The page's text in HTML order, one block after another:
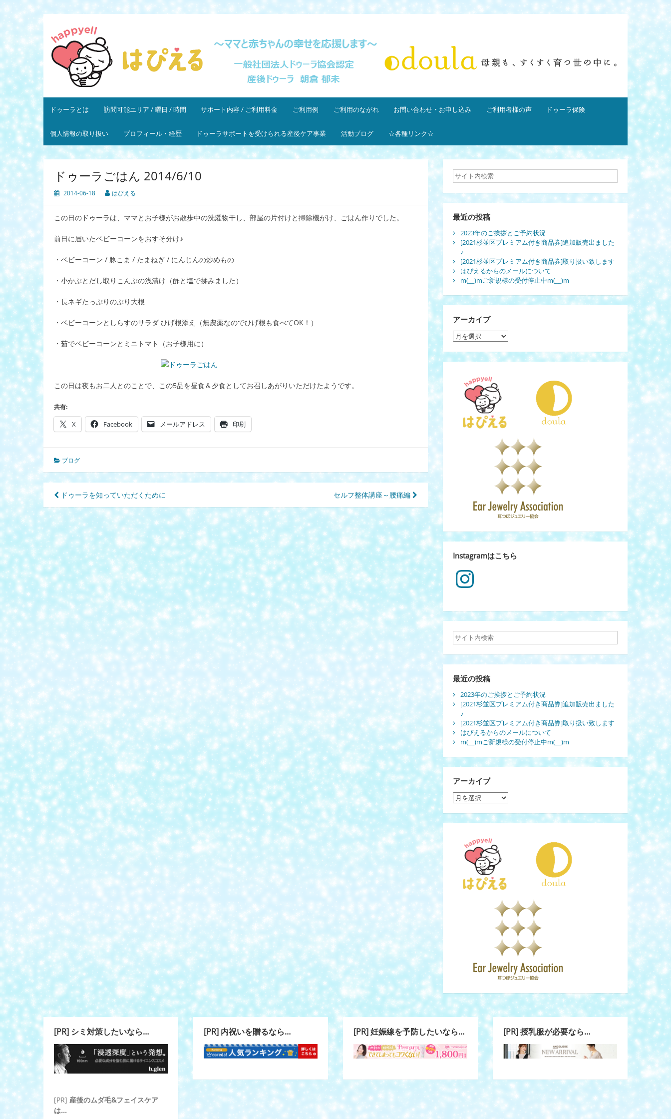
コ
テ
ツ
へ
ス
ッ
プ
ドゥーラとは 訪問可能エリア / 曜日 / 時間 サポート内容 / ご利用料金 ご利用例 ご利用のながれ お問い合わせ・お申し込み ご利用者様の声 ドゥーラ保険
個人情報の取り扱い プロフィール・経歴 ドゥーラサポートを受けられる産後ケア事業 活動ブログ ☆各種リンク☆
ドゥーラごはん 2014/6/10
2014-06-18 はぴえる
この日のドゥーラは、ママとお子様がお散歩中の洗濯物干し、部屋の片付けと掃除機がけ、ごはん作りでした。
前日に届いたベビーコーンをおすそ分け♪
・ベビーコーン / 豚こま / たまねぎ / にんじんの炒めもの
・小かぶとだし取りこんぶの浅漬け（酢と塩で揉みました）
・長ネギたっぷりのぶり大根
・ベビーコーンとしらすのサラダ ひげ根添え（無農薬なのでひげ根も食べてOK！）
・茹でベビーコーンとミニトマト（お子様用に）
この日は夜もお二人とのことで、この5品を昼食＆夕食としてお召しあがりいただけたようです。
共有:
X Facebook メールアドレス 印刷
ブログ
投
稿
ナ
ビ
ゲ
ー
シ
ョ
ン
ドゥーラを知っていただくために セルフ整体講座～腰痛編
最近の投稿
2023年のご挨拶とご予約状況
[2021杉並区プレミアム付き商品券]追加販売出ました
♪
[2021杉並区プレミアム付き商品券]取り扱い致します
はぴえるからのメールについて
m(__)mご新規様の受付停止中m(__)m
アーカイブ
ア
ー
カ
イ
Instagramはこちら
Instagram
最近の投稿
2023年のご挨拶とご予約状況
[2021杉並区プレミアム付き商品券]追加販売出ました
♪
[2021杉並区プレミアム付き商品券]取り扱い致します
はぴえるからのメールについて
m(__)mご新規様の受付停止中m(__)m
アーカイブ
ア
ー
カ
イ
[PR] シミ対策したいなら…
[PR] 産後のムダ毛&フェイスケア
は...
[PR] 内祝いを贈るなら… [PR] 妊娠線を予防したいなら… [PR] 授乳服が必要なら…